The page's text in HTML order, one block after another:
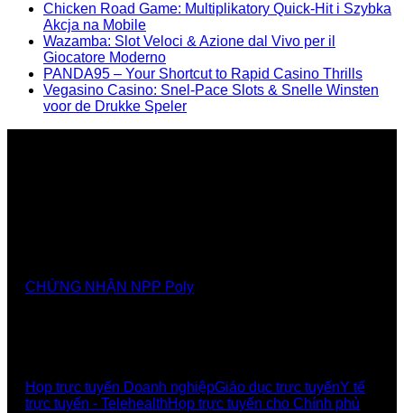
Chicken Road Game: Multiplikatory Quick‑Hit i Szybka
Akcja na Mobile
Wazamba: Slot Veloci & Azione dal Vivo per il
Giocatore Moderno
PANDA95 – Your Shortcut to Rapid Casino Thrills
Vegasino Casino: Snel‑Pace Slots & Snelle Winsten
voor de Drukke Speler
CHỨNG NHẬN NPP Poly
Họp trực tuyến Doanh nghiệpGiáo dục trực tuyếnY tế
trực tuyến - TelehealthHọp trực tuyến cho Chính phủ